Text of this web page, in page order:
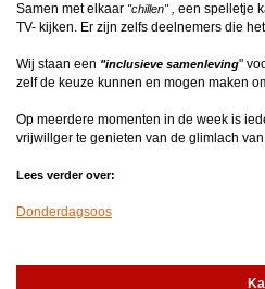
Samen met elkaar "chillen" ,
een spelletje
TV- kijken. Er zijn zelfs deelnemers die
Wij staan een "inclusieve samenleving"
zelf de keuze kunnen en mogen maken
Op meerdere momenten in de week is
vrijwillger te genieten van de glimlach
Lees verder over:
Donderdagsoos